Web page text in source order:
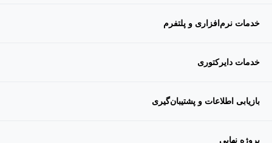
خدمات نرم‌افزاری و پلتفرم
خدمات دایرکتوری
بازیابی اطلاعات و پشتیبان‌گیری
پروژه نهایی